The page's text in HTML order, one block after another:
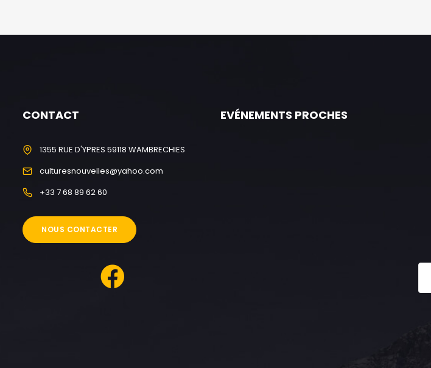
CONTACT
1355 RUE D'YPRES 59118 WAMBRECHIES
culturesnouvelles@yahoo.com
+33 7 68 89 62 60
NOUS CONTACTER
EVÉNEMENTS PROCHES